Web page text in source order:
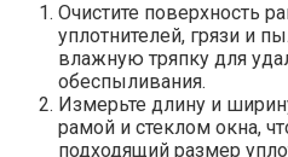
Очистите поверхность
уплотнителей, грязи и
влажную тряпку для
обеспыливания.​
Измерьте длину и
рамой и стеклом окна,
подходящий размер